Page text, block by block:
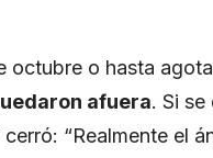
octubre o hasta
afuera. Si
“Realmente el